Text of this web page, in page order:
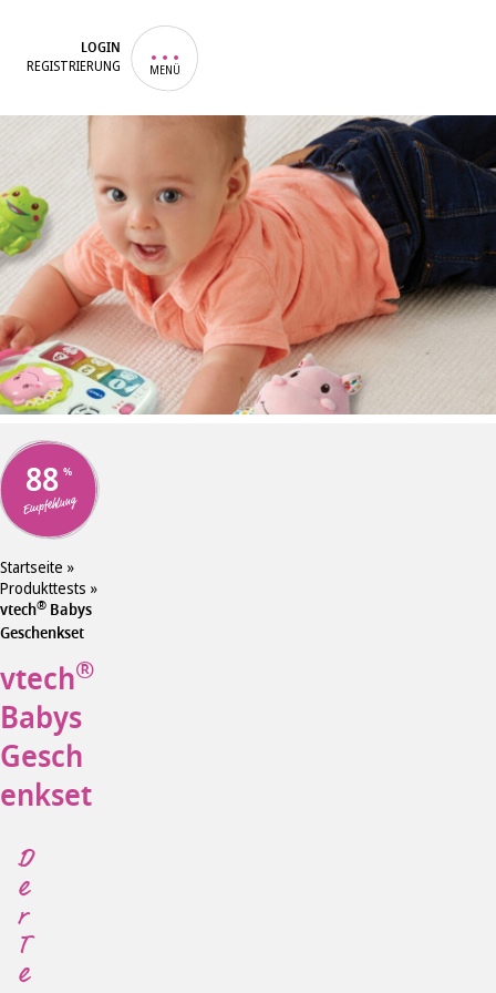
LOGIN
REGISTRIERUNG MENÜ
88
Empfehlung
Startseite »
Produkttests »
vtech® Babys
Geschenkset
vtech®
Babys
Gesch
enkset
D
e
r
T
e